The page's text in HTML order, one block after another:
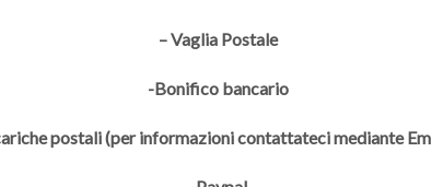
– Vaglia Postale
-Bonifico bancario
postali (per informazioni contattateci mediante